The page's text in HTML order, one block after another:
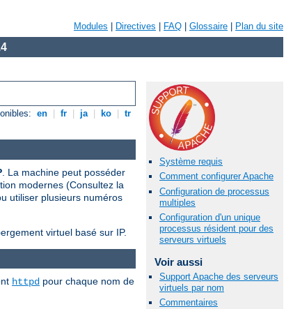
Modules Directives FAQ Glossaire Plan du site
en fr ja ko tr
Système requis
Comment configurer Apache
Configuration de processus
multiples
Configuration d'un unique
processus résident pour des
serveurs virtuels
Voir aussi
Support Apache des serveurs
virtuels par nom
Commentaires
. La machine peut posséder
modernes (Consultez la
utiliser plusieurs numéros
virtuel basé sur IP.
httpd pour chaque nom de